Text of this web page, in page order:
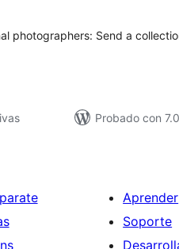
photographers: Send a
Probado con
Aprender
Soporte